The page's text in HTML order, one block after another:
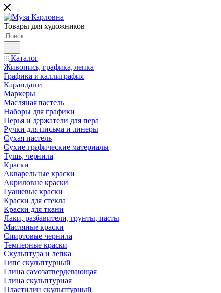
Товары для художников
Каталог
Живопись, графика, лепка
Графика и каллиграфия
Карандаши
Маркеры
Масляная пастель
Наборы для графики
Перья и держатели для пера
Ручки для письма и линеры
Сухая пастель
Сухие графические материалы
Тушь, чернила
Краски
Акварельные краски
Акриловые краски
Гуашевые краски
Краски для стекла
Краски для ткани
Лаки, разбавители, грунты, пасты
Масляные краски
Спиртовые чернила
Темперные краски
Скульптура и лепка
Гипс скульптурный
Глина самозатвердевающая
Глина скульптурная
Пластилин скульптурный